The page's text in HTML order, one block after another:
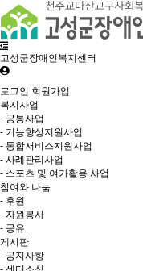
고성군장애인복지센터
로그인 회원가입
복지사업
- 공통사업
- 기능향상지원사업
- 통합서비스지원사업
- 사례관리사업
- 스포츠 및 여가활용 사업
참여와 나눔
- 후원
- 자원봉사
- 공유
게시판
- 공지사항